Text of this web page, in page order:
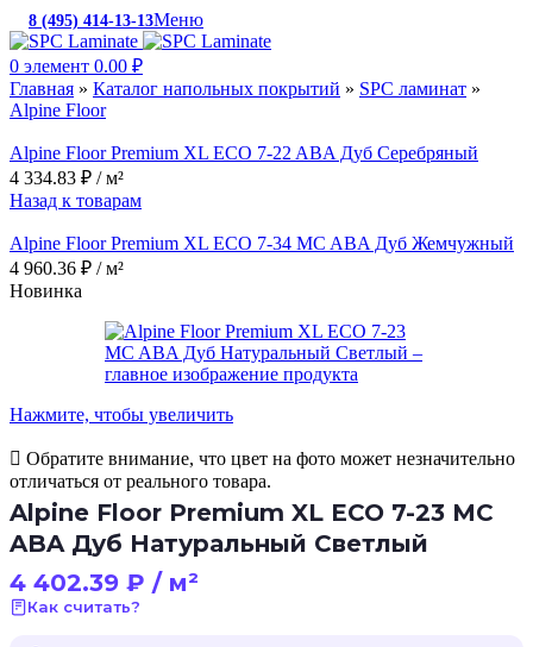
8 (495) 414-13-13Меню
0 элемент 0.00 ₽
Главная » Каталог напольных покрытий » SPC ламинат »
Alpine Floor
Alpine Floor Premium XL ECO 7-22 ABA Дуб Серебряный
4 334.83 ₽ / м²
Назад к товарам
Alpine Floor Premium XL ECO 7-34 MC ABA Дуб Жемчужный
4 960.36 ₽ / м²
Новинка
Нажмите, чтобы увеличить
Обратите внимание, что цвет на фото может незначительно
отличаться от реального товара.
Alpine Floor Premium XL ECO 7-23 MC
ABA Дуб Натуральный Светлый
4 402.39 ₽ / м²
Как считать?